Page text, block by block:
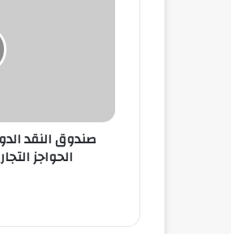
ق
صندوق النقد
الحواجز